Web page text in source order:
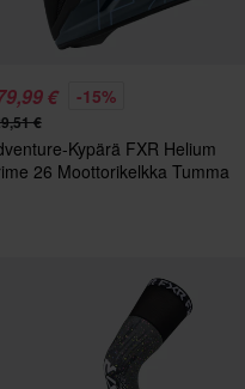
€ -15%
€
Kypärä FXR Helium
26 Moottorikelkka Tumma